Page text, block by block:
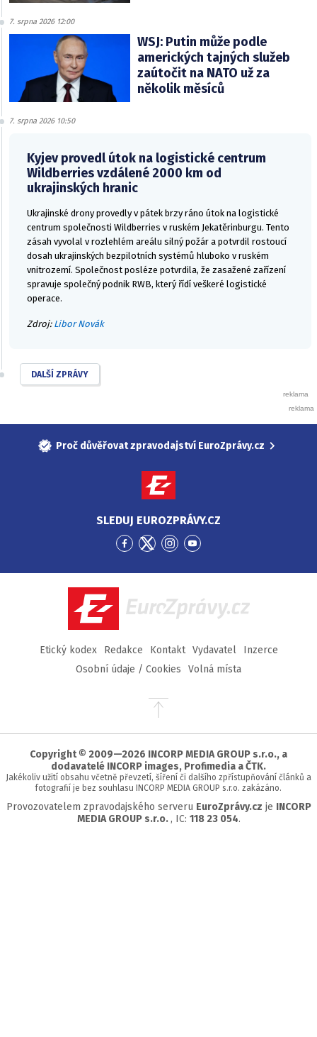
7. srpna 2026 12:00
WSJ: Putin může podle
amerických tajných služeb
zaútočit na NATO už za
několik měsíců
7. srpna 2026 10:50
Kyjev provedl útok na logistické centrum
Wildberries vzdálené 2000 km od
ukrajinských hranic
Ukrajinské drony provedly v pátek brzy ráno útok na logistické
centrum společnosti Wildberries v ruském Jekatěrinburgu. Tento
zásah vyvolal v rozlehlém areálu silný požár a potvrdil rostoucí
dosah ukrajinských bezpilotních systémů hluboko v ruském
vnitrozemí. Společnost posléze potvrdila, že zasažené zařízení
spravuje společný podnik RWB, který řídí veškeré logistické
operace.
Zdroj: Libor Novák
DALŠÍ ZPRÁVY
Proč důvěřovat zpravodajství EuroZprávy.cz
SLEDUJ EUROZPRÁVY.CZ
Přejít
Facebook
Přejít
Twitter
Přejít
Instagram
Přejít
YouTube
EuroZprávy.cz
Etický kodex Redakce Kontakt Vydavatel
Inzerce
Osobní údaje / Cookies
Volná místa
Přejít
stránky
Copyright © 2009—2026 INCORP MEDIA GROUP s.r.o., a
dodavatelé INCORP images, Profimedia a ČTK.
Jakékoliv užití obsahu včetně převzetí, šíření či dalšího zpřístupňování článků a
fotografií je bez souhlasu INCORP MEDIA GROUP s.r.o. zakázáno.
Provozovatelem zpravodajského serveru EuroZprávy.cz je INCORP
MEDIA GROUP s.r.o. , IC: 118 23 054.